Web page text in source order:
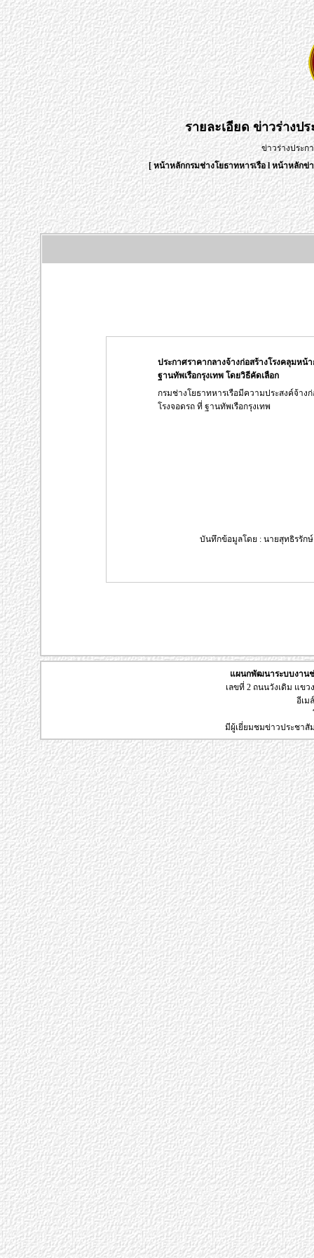
รายละเอียดข่าวร่างป
ข่าวร่างประก
[หน้าหลักกรมช่างโยธาทหารเรือlหน้าหลักข่
ประกาศราคากลางจ้างก่อสร้างโรงคลุมหน้
ฐานทัพเรือกรุงเทพ โดยวิธีคัดเลือก
กรมช่างโยธาทหารเรือมีความประสงค์จ้า
โรงจอดรถ ที่ ฐานทัพเรือกรุงเทพ
บันทึกข้อมูลโดย : นายสุทธิรรักษ์
แผนกพัฒนาระบบงานช่
เลขที่ 2 ถนนวังเดิม แขว
อีเม
มีผู้เยี่ยมชมข่าวประชา